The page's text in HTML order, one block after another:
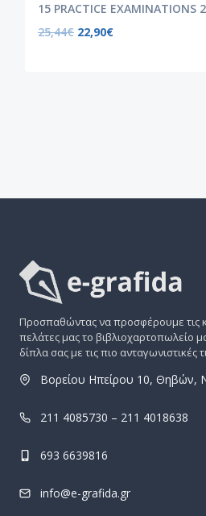
15 PRACTICE EXAMINATIONS 2
25,44€ 22,90€
Προσπαθώντας να προσφέρουμε τις
πελάτες μας το βιβλιοχαρτοπωλείο
δίπλα σας με τις πιο ανταγωνιστικές
Βορείου Ηπείρου 10, Θηβών,
211 4085730 – 211 4018638
693 6639816
info@e-grafida.gr